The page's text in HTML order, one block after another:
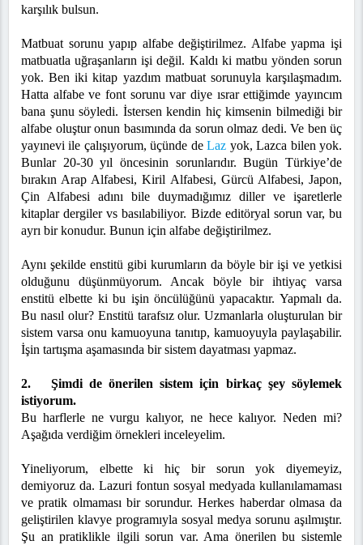
karşılık bulsun.
Matbuat sorunu yapıp alfabe değiştirilmez. Alfabe yapma işi
matbuatla uğraşanların işi değil. Kaldı ki matbu yönden sorun
yok. Ben iki kitap yazdım matbuat sorunuyla karşılaşmadım.
Hatta alfabe ve font sorunu var diye ısrar ettiğimde yayıncım
bana şunu söyledi. İstersen kendin hiç kimsenin bilmediği bir
alfabe oluştur onun basımında da sorun olmaz dedi. Ve ben üç
yayınevi ile çalışıyorum, üçünde deLaz yok, Lazca bilen yok.
Bunlar 20-30 yıl öncesinin sorunlarıdır. Bugün Türkiye’de
bırakın Arap Alfabesi, Kiril Alfabesi, Gürcü Alfabesi, Japon,
Çin Alfabesi adını bile duymadığımız diller ve işaretlerle
kitaplar dergiler vs basılabiliyor. Bizde editöryal sorun var, bu
ayrı bir konudur. Bunun için alfabe değiştirilmez.
Aynı şekilde enstitü gibi kurumların da böyle bir işi ve yetkisi
olduğunu düşünmüyorum. Ancak böyle bir ihtiyaç varsa
enstitü elbette ki bu işin öncülüğünü yapacaktır. Yapmalı da.
Bu nasıl olur? Enstitü tarafsız olur. Uzmanlarla oluşturulan bir
sistem varsa onu kamuoyuna tanıtıp, kamuoyuyla paylaşabilir.
İşin tartışma aşamasında bir sistem dayatması yapmaz.
2. Şimdi de önerilen sistem için birkaç şey söylemek
istiyorum.
Bu harflerle ne vurgu kalıyor, ne hece kalıyor. Neden mi?
Aşağıda verdiğim örnekleri inceleyelim.
Yineliyorum, elbette ki hiç bir sorun yok diyemeyiz,
demiyoruz da. Lazuri fontun sosyal medyada kullanılamaması
ve pratik olmaması bir sorundur. Herkes haberdar olmasa da
geliştirilen klavye programıyla sosyal medya sorunu aşılmıştır.
Şu an pratiklikle ilgili sorun var. Ama önerilen bu sistemle